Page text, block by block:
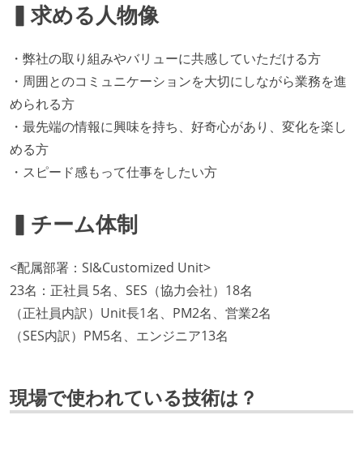
▍求める人物像
・弊社の取り組みやバリューに共感していただける方
・周囲とのコミュニケーションを大切にしながら業務を進
められる方
・最先端の情報に興味を持ち、好奇心があり、変化を楽し
める方
・スピード感もって仕事をしたい方
▍チーム体制
<配属部署：SI&Customized Unit>
23名：正社員 5名、SES（協力会社）18名
（正社員内訳）Unit長1名、PM2名、営業2名
（SES内訳）PM5名、エンジニア13名
現場で使われている技術は？